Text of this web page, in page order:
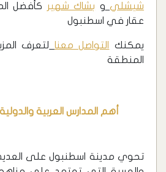
شيشلي و بشاك شهير كأفضل
عقار في اسطنبول
يمكنك التواصل معنا
لتعرف
المنطقة
أهم المدارس العربية
تحوي مدينة اسطنبول على العديد